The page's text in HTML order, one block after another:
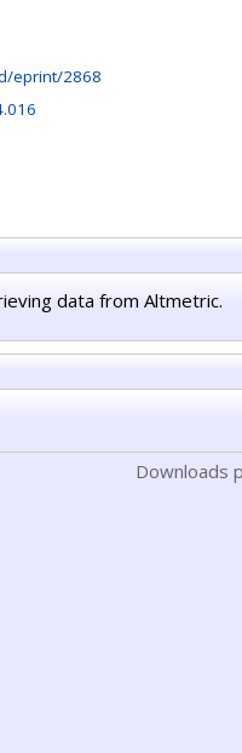
eprint/2868
data from Altmetric.
Downloads